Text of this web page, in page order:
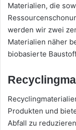
Materialien, die
werden wir zwei
Materialien näher
biobasierte
Produkten und
Abfall zu